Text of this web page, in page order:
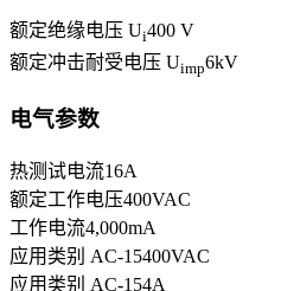
额定绝缘电压 Ui400 V
额定冲击耐受电压 Uimp6kV
电气参数
热测试电流16A
额定工作电压400VAC
工作电流4,000mA
应用类别 AC-15400VAC
应用类别 AC-154A